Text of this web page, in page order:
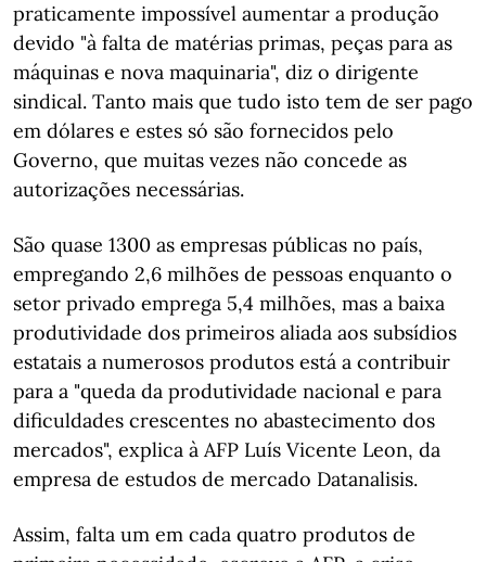
praticamente impossível aumentar a produção
devido "à falta de matérias primas, peças para as
máquinas e nova maquinaria", diz o dirigente
sindical. Tanto mais que tudo isto tem de ser pago
em dólares e estes só são fornecidos pelo
Governo, que muitas vezes não concede as
autorizações necessárias.
São quase 1300 as empresas públicas no país,
empregando 2,6 milhões de pessoas enquanto o
setor privado emprega 5,4 milhões, mas a baixa
produtividade dos primeiros aliada aos subsídios
estatais a numerosos produtos está a contribuir
para a "queda da produtividade nacional e para
dificuldades crescentes no abastecimento dos
mercados", explica à AFP Luís Vicente Leon, da
empresa de estudos de mercado Datanalisis.
Assim, falta um em cada quatro produtos de